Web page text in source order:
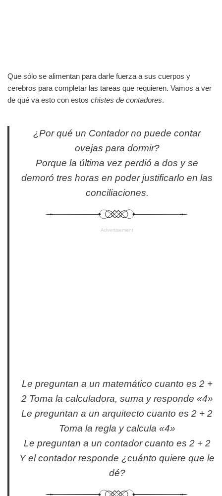
Que sólo se alimentan para darle fuerza a sus cuerpos y
cerebros para completar las tareas que requieren. Vamos a ver
de qué va esto con estos chistes de contadores.
¿Por qué un Contador no puede contar
ovejas para dormir?
Porque la última vez perdió a dos y se
demoró tres horas en poder justificarlo en las
conciliaciones.
Advertisement
Le preguntan a un matemático cuanto es 2 +
2 Toma la calculadora, suma y responde «4»
Le preguntan a un arquitecto cuanto es 2 + 2
Toma la regla y calcula «4»
Le preguntan a un contador cuanto es 2 + 2
Y el contador responde ¿cuánto quiere que le
dé?